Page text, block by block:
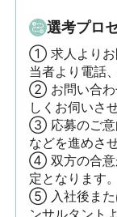
選考プロ
① 求人よりお
当者より電話
② お問い合わ
しくお伺いさ
③ 応募のご意
などを進めさ
④ 双方の合意
定となります。
⑤ 入社後また
ンサルタント